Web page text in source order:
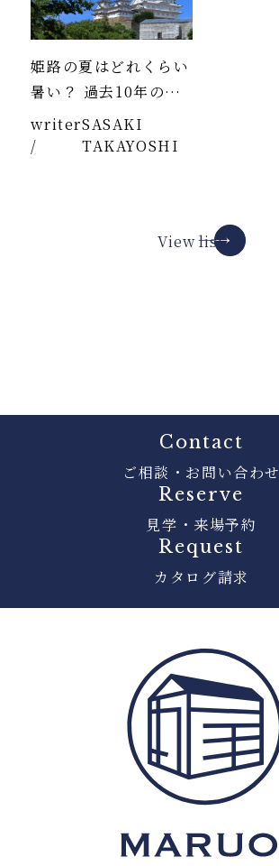
姫路の夏はどれくらい
暑い？ 過去10年のデ
ータより
writer
/
SASAKI
TAKAYOSHI
View list
Contact
ご相談・お問い合わせ
Reserve
見学・来場予約
Request
カタログ請求